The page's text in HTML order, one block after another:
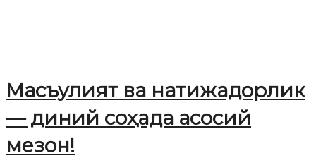
Масъулият ва натижадорлик
— диний соҳада асосий
мезон!